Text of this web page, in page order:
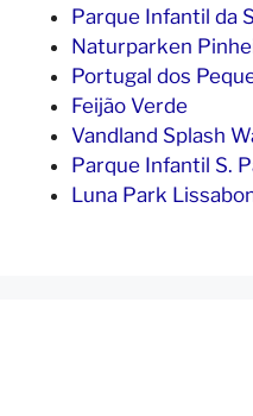
Parque Infantil da
Naturparken
Portugal dos
Feijão Verde
Vandland Splash
Parque Infantil S.
Luna Park